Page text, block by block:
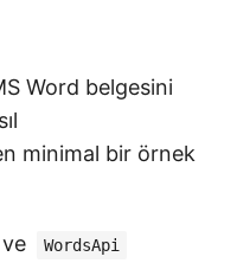
Word belgesini
minimal bir örnek
ve WordsApi